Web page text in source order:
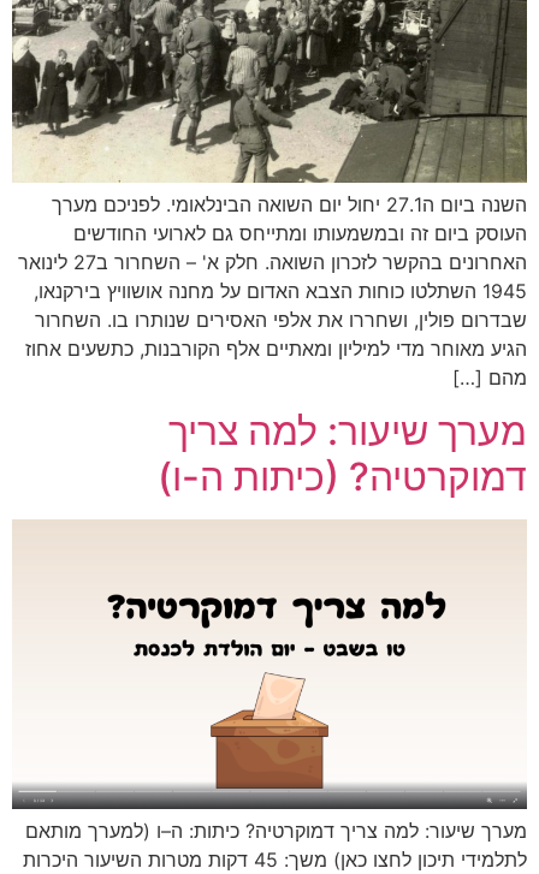
השנה ביום ה27.1 יחול יום השואה הבינלאומי. לפניכם מערך
העוסק ביום זה ובמשמעותו ומתייחס גם לארועי החודשים
האחרונים בהקשר לזכרון השואה. חלק א' – השחרור ב27 לינואר
1945 השתלטו כוחות הצבא האדום על מחנה אושוויץ בירקנאו,
שבדרום פולין, ושחררו את אלפי האסירים שנותרו בו. השחרור
הגיע מאוחר מדי למיליון ומאתיים אלף הקורבנות, כתשעים אחוז
מהם […]
מערך שיעור: למה צריך
דמוקרטיה? (כיתות ה-ו)
מערך שיעור: למה צריך דמוקרטיה? כיתות: ה–ו (למערך מותאם
לתלמידי תיכון לחצו כאן) משך: 45 דקות מטרות השיעור היכרות